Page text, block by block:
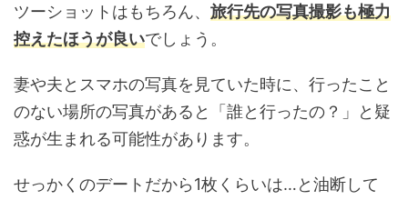
ツーショットはもちろん、 旅行先の写真撮影も極力
控えたほうが良いでしょう。
妻や夫とスマホの写真を見ていた時に、行ったこと
のない場所の写真があると「誰と行ったの？」と疑
惑が生まれる可能性があります。
せっかくのデートだから1枚くらいは…と油断して